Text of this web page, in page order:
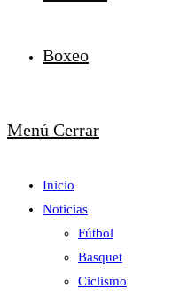
Boxeo
Menú Cerrar
Inicio
Noticias
Fútbol
Basquet
Ciclismo